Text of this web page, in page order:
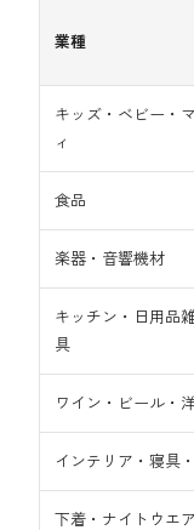
業種
キッズ・ベビー・
ィ
食品
楽器・音響機材
キッチン・日用品
具
ワイン・ビール・
インテリア・寝具
下着・ナイトウエア